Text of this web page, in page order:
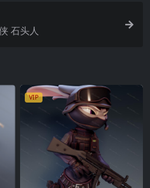
石头人
VIP